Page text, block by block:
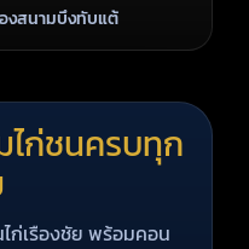
งสนามบึงทับแต้
ไก่ชนครบทุก
ก่เรืองชัย พร้อมคอน